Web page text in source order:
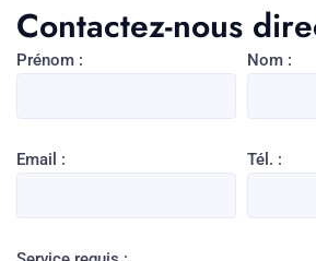
Contactez-nous
Prénom : Nom :
Email : Tél. :